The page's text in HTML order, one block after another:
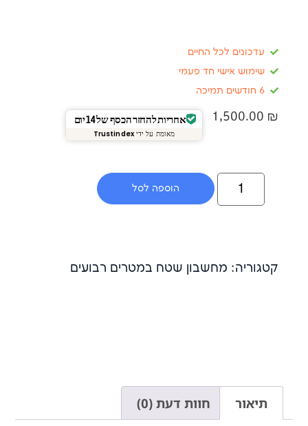
לכל החיים
חד פעמי
אחריות להחזר הכסף של 14 יום
Trustindex
הוספה לסל
מחשבון שטח במטרים רבועים
חוות דעת (0)